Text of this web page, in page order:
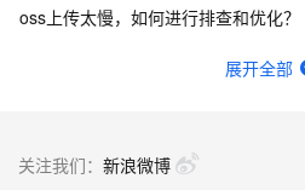
oss上传太慢，如何进行排查和优化？
展开全部
关注我们： 新浪微博